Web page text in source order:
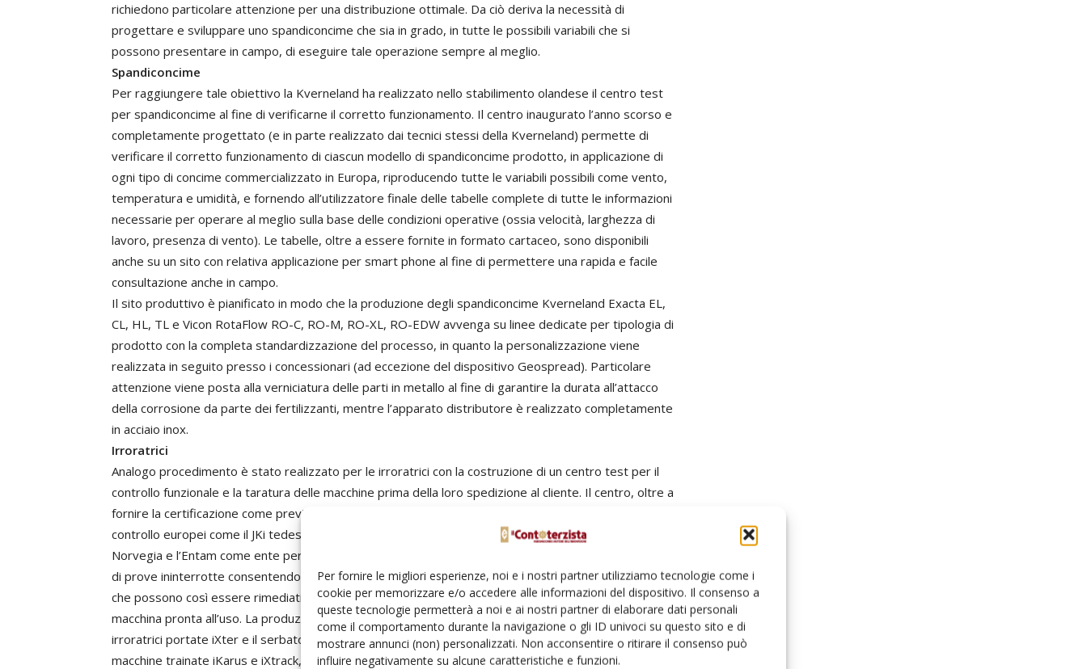
Per fornire le migliori esperienze, noi e i nostri partner utilizziamo tecnologie come i
cookie per memorizzare e/o accedere alle informazioni del dispositivo. Il consenso a
queste tecnologie permetterà a noi e ai nostri partner di elaborare dati personali
come il comportamento durante la navigazione o gli ID univoci su questo sito e di
mostrare annunci (non) personalizzati. Non acconsentire o ritirare il consenso può
influire negativamente su alcune caratteristiche e funzioni.
richiedono particolare attenzione per una distribuzione ottimale. Da ciò deriva la necessità di
progettare e sviluppare uno spandiconcime che sia in grado, in tutte le possibili variabili che si
possono presentare in campo, di eseguire tale operazione sempre al meglio.
Spandiconcime
Per raggiungere tale obiettivo la Kverneland ha realizzato nello stabilimento olandese il centro test
per spandiconcime al fine di verificarne il corretto funzionamento. Il centro inaugurato l’anno scorso e
completamente progettato (e in parte realizzato dai tecnici stessi della Kverneland) permette di
verificare il corretto funzionamento di ciascun modello di spandiconcime prodotto, in applicazione di
ogni tipo di concime commercializzato in Europa, riproducendo tutte le variabili possibili come vento,
temperatura e umidità, e fornendo all’utilizzatore finale delle tabelle complete di tutte le informazioni
necessarie per operare al meglio sulla base delle condizioni operative (ossia velocità, larghezza di
lavoro, presenza di vento). Le tabelle, oltre a essere fornite in formato cartaceo, sono disponibili
anche su un sito con relativa applicazione per smart phone al fine di permettere una rapida e facile
consultazione anche in campo.
Il sito produttivo è pianificato in modo che la produzione degli spandiconcime Kverneland Exacta EL,
CL, HL, TL e Vicon RotaFlow RO-C, RO-M, RO-XL, RO-EDW avvenga su linee dedicate per tipologia di
prodotto con la completa standardizzazione del processo, in quanto la personalizzazione viene
realizzata in seguito presso i concessionari (ad eccezione del dispositivo Geospread). Particolare
attenzione viene posta alla verniciatura delle parti in metallo al fine di garantire la durata all’attacco
della corrosione da parte dei fertilizzanti, mentre l’apparato distributore è realizzato completamente
in acciaio inox.
Irroratrici
Analogo procedimento è stato realizzato per le irroratrici con la costruzione di un centro test per il
controllo funzionale e la taratura delle macchine prima della loro spedizione al cliente. Il centro, oltre a
fornire la certificazione come previsto dalla legge tramite l’accreditamento presso i principali centri di
controllo europei come il JKi tedesco, l’Nsts nel Regno Unito, l’Skl in Belgio e Lussemburgo, l’NY in
Norvegia e l’Entam come ente per tutta l’Europa, permette di sottoporre ciascuna macchina a 8 ore
di prove ininterrotte consentendo di evidenziare eventuali malfunzionamenti o errori di assemblaggio
che possono così essere rimediati, e garantendo al cliente la certezza di poter disporre una
macchina pronta all’uso. La produzione prevede due linee di montaggio, la prima dedicata alle
irroratrici portate iXter e il serbatoio frontale iXtra, mentre la seconda prevede l’assemblaggio delle
macchine trainate iKarus e iXtrack, con realizzazione in loco per entrambi le tipologie di tutta la